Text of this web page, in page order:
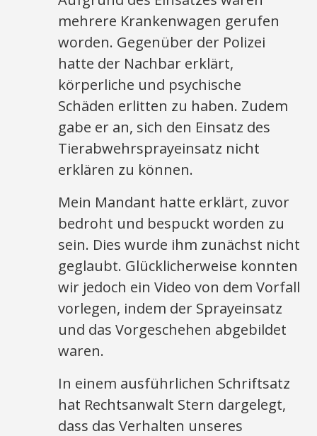
mehrere Krankenwagen gerufen
worden. Gegenüber der Polizei
hatte der Nachbar erklärt,
körperliche und psychische
Schäden erlitten zu haben. Zudem
gabe er an, sich den Einsatz des
Tierabwehrsprayeinsatz nicht
erklären zu können.
Mein Mandant hatte erklärt, zuvor
bedroht und bespuckt worden zu
sein. Dies wurde ihm zunächst nicht
geglaubt. Glücklicherweise konnten
wir jedoch ein Video von dem Vorfall
vorlegen, indem der Sprayeinsatz
und das Vorgeschehen abgebildet
waren.
In einem ausführlichen Schriftsatz
hat Rechtsanwalt Stern dargelegt,
dass das Verhalten unseres